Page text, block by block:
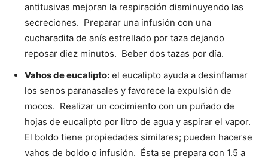
antitusivas mejoran la respiración disminuyendo las
secreciones. Preparar una infusión con una
cucharadita de anís estrellado por taza dejando
reposar diez minutos. Beber dos tazas por día.
Vahos de eucalipto: el eucalipto ayuda a desinflamar
los senos paranasales y favorece la expulsión de
mocos. Realizar un cocimiento con un puñado de
hojas de eucalipto por litro de agua y aspirar el vapor.
El boldo tiene propiedades similares; pueden hacerse
vahos de boldo o infusión. Ésta se prepara con 1.5 a